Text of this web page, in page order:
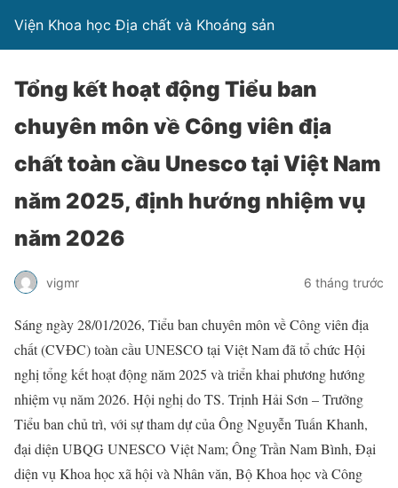
Viện Khoa học Địa chất và Khoáng sản
Tổng kết hoạt động Tiểu ban
chuyên môn về Công viên địa
chất toàn cầu Unesco tại Việt Nam
năm 2025, định hướng nhiệm vụ
năm 2026
vigmr 6 tháng trước
Sáng ngày 28/01/2026, Tiểu ban chuyên môn về Công viên địa
chất (CVĐC) toàn cầu UNESCO tại Việt Nam đã tổ chức Hội
nghị tổng kết hoạt động năm 2025 và triển khai phương hướng
nhiệm vụ năm 2026. Hội nghị do TS. Trịnh Hải Sơn – Trưởng
Tiểu ban chủ trì, với sự tham dự của Ông Nguyễn Tuấn Khanh,
đại diện UBQG UNESCO Việt Nam; Ông Trần Nam Bình, Đại
diện vụ Khoa học xã hội và Nhân văn, Bộ Khoa học và Công